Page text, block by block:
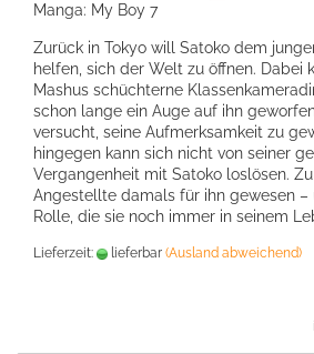
Manga: My Boy 7
Zurück in Tokyo will Satoko dem
helfen, sich der Welt zu öffnen. Dabei
Mashus schüchterne
schon lange ein Auge auf ihn
versucht, seine Aufmerksamkeit zu
hingegen kann sich nicht von seiner
Vergangenheit mit Satoko loslösen.
Angestellte damals für ihn gewesen –
Rolle, die sie noch immer in seinem
Lieferzeit: lieferbar (Ausland abweichend)